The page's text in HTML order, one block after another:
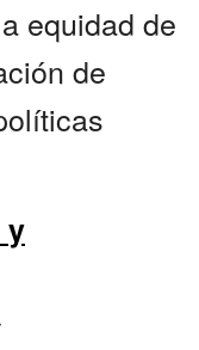
equidad de
de
y